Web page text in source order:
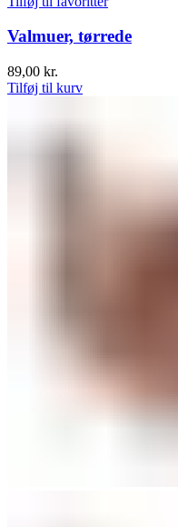
Valmuer, tørrede
89,00 kr.
Tilføj til kurv